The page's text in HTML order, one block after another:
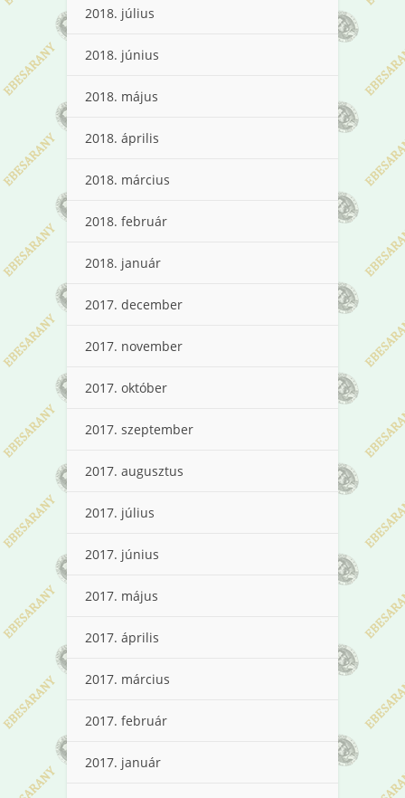
2018. július
2018. június
2018. május
2018. április
2018. március
2018. február
2018. január
2017. december
2017. november
2017. október
2017. szeptember
2017. augusztus
2017. július
2017. június
2017. május
2017. április
2017. március
2017. február
2017. január